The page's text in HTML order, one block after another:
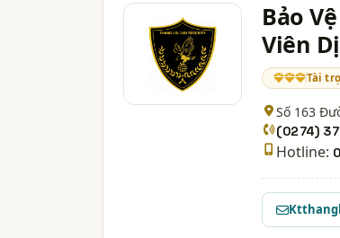
Bảo
Viên
Tài
Số 163
(0274)
Hotline: